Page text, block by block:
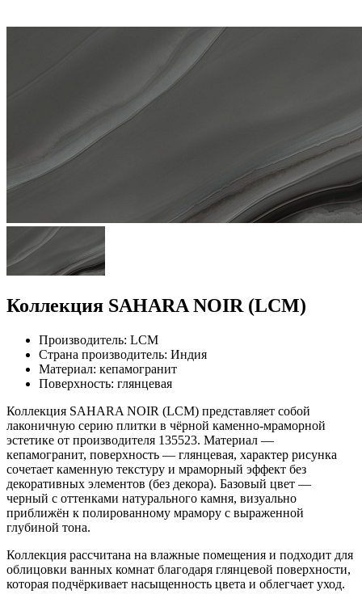
Коллекция SAHARA NOIR (LCM)
Производитель: LCM
Страна производитель: Индия
Материал: кепамогранит
Поверхность: глянцевая
Коллекция SAHARA NOIR (LCM) представляет собой
лаконичную серию плитки в чёрной каменно-мраморной
эстетике от производителя 135523. Материал —
кепамогранит, поверхность — глянцевая, характер рисунка
сочетает каменную текстуру и мраморный эффект без
декоративных элементов (без декора). Базовый цвет —
черный с оттенками натурального камня, визуально
приближён к полированному мрамору с выраженной
глубиной тона.
Коллекция рассчитана на влажные помещения и подходит для
облицовки ванных комнат благодаря глянцевой поверхности,
которая подчёркивает насыщенность цвета и облегчает уход.